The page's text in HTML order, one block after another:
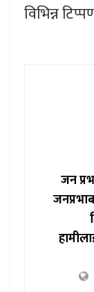
विभिन्न
जन